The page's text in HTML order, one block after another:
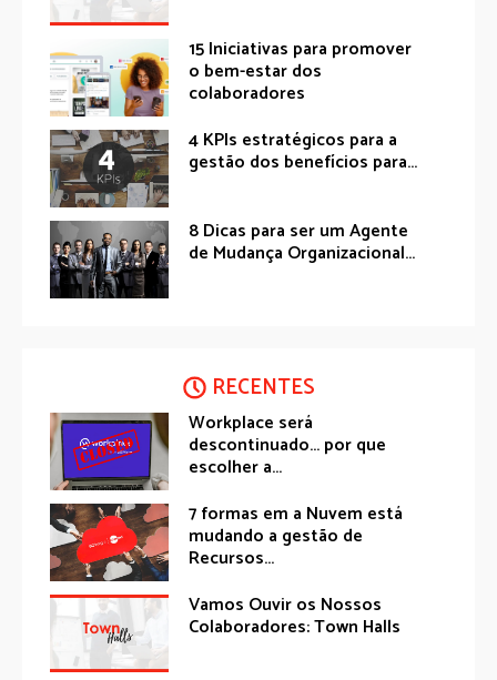
15 Iniciativas para promover
o bem-estar dos
colaboradores
4 KPIs estratégicos para a
gestão dos benefícios para...
8 Dicas para ser um Agente
de Mudança Organizacional...
RECENTES
Workplace será
descontinuado… por que
escolher a...
7 formas em a Nuvem está
mudando a gestão de
Recursos...
Vamos Ouvir os Nossos
Colaboradores: Town Halls